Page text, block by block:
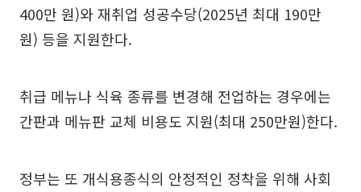
400만 원)와 재취업 성공수당(2025년 최대 190만
원) 등을 지원한다.
취급 메뉴나 식육 종류를 변경해 전업하는 경우에는
간판과 메뉴판 교체 비용도 지원(최대 250만원)한다.
정부는 또 개식용종식의 안정적인 정착을 위해 사회